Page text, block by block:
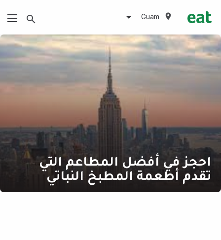
Guam
احجز في أفضل المطاعم التي
تقدم أطعمة المطبخ النباتي